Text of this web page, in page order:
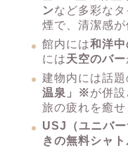
ンなど多彩な
煙で、清潔感が
館内には和洋
には天空のバー
建物内には話題
温泉」※が併
旅の疲れを癒せ
USJ（ユニバ
きの無料シャト